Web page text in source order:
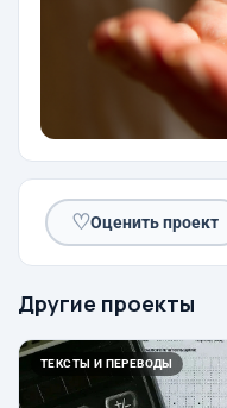
♡Оценить проект
Другие проекты
ТЕКСТЫ И ПЕРЕВОДЫ